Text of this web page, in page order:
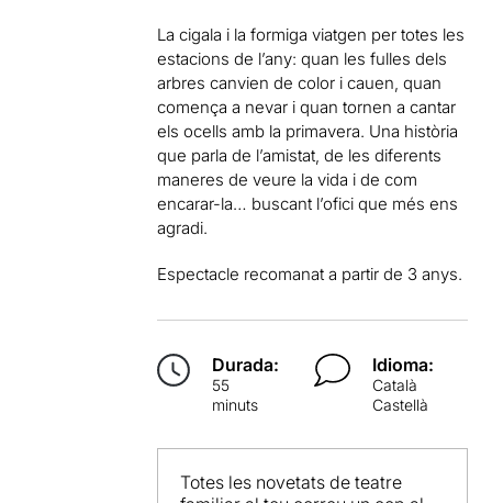
La cigala i la formiga viatgen per totes les
estacions de l’any: quan les fulles dels
arbres canvien de color i cauen, quan
comença a nevar i quan tornen a cantar
els ocells amb la primavera. Una història
que parla de l’amistat, de les diferents
maneres de veure la vida i de com
encarar-la… buscant l’ofici que més ens
agradi.
Espectacle recomanat a partir de 3 anys.
Durada:
55
minuts
Idioma:
Català
Castellà
Totes les novetats de teatre